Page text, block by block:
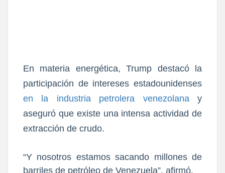
En materia energética, Trump destacó la
participación de intereses estadounidenses
en la industria petrolera venezolana
y
aseguró que existe una intensa actividad de
extracción de crudo.
“Y nosotros estamos sacando millones de
barriles de petróleo de Venezuela”, afirmó.